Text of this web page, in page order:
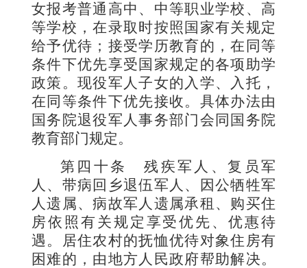
女报考普通高中、中等职业学校、高
等学校，在录取时按照国家有关规定
给予优待；接受学历教育的，在同等
条件下优先享受国家规定的各项助学
政策。现役军人子女的入学、入托，
在同等条件下优先接收。具体办法由
国务院退役军人事务部门会同国务院
教育部门规定。
第四十条残疾军人、复员军
人、带病回乡退伍军人、因公牺牲军
人遗属、病故军人遗属承租、购买住
房依照有关规定享受优先、优惠待
遇。居住农村的抚恤优待对象住房有
困难的，由地方人民政府帮助解决。